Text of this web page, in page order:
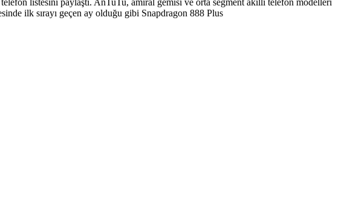
ilk sırayı geçen ay olduğu gibi Snapdragon 888 Plus